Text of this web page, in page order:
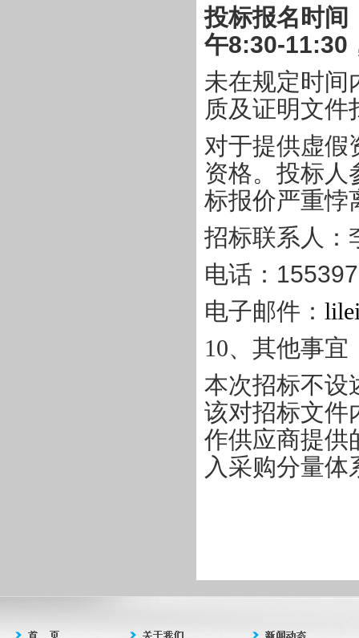
投标报名时间
午8:30-11:30
未在规定时间
质及证明文件
对于提供虚假
资格。投标人
标报价严重悖
招标联系人：
电话：
电子邮件：
10、其他事宜
本次招标不设
该对招标文件
作供应商提供
入采购分量体